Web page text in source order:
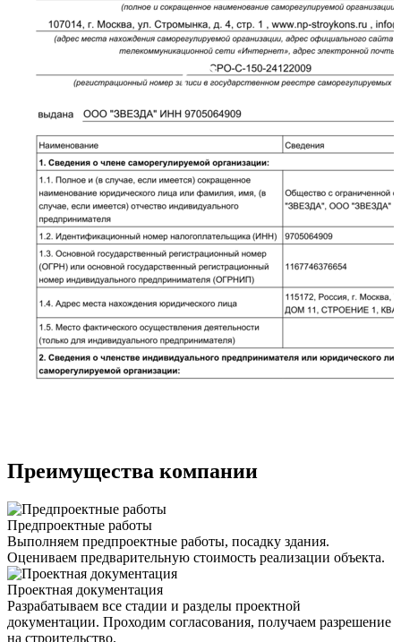
Преимущества компании
Предпроектные работы
Выполняем предпроектные работы, посадку здания.
Оцениваем предварительную стоимость реализации объекта.
Проектная документация
Разрабатываем все стадии и разделы проектной
документации. Проходим согласования, получаем разрешение
на строительство.